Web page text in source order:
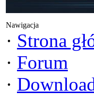
Nawigacja
· Strona
· Forum
·